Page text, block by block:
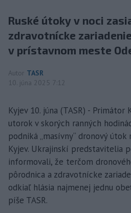
Ruské útoky v noci
zdravotnícke
v prístavnom meste
Autor TASR
10. júna 2025 7:12
Kyjev 10. júna (TASR) -
utorok v skorých ranných
podniká „masívny“ dronový
Kyjev. Ukrajinskí predstavitelia
informovali, že terčom
pôrodnica a zdravotnícke
odkiaľ hlásia najmenej jednu
píše TASR.